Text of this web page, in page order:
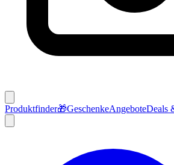
Produktfinder🎁GeschenkeAngeboteDeals